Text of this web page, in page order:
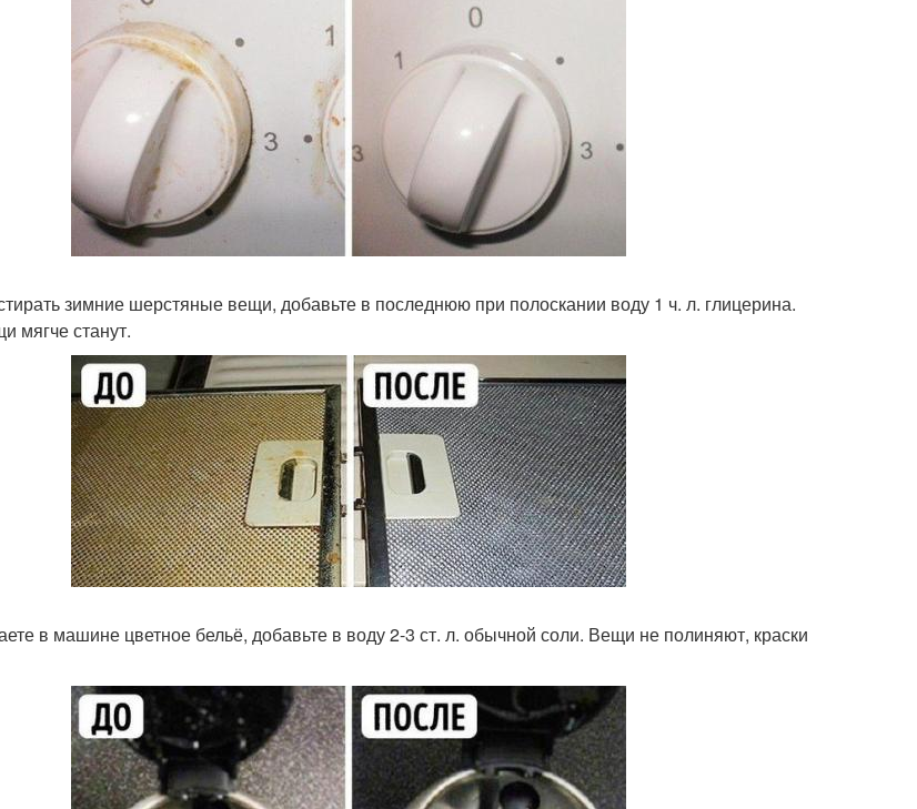
стирать зимние шерстяные вещи, добавьте в последнюю при полоскании воду 1 ч. л. глицерина.
мягче станут.
в машине цветное бельё, добавьте в воду 2-3 ст. л. обычной соли. Вещи не полиняют, краски